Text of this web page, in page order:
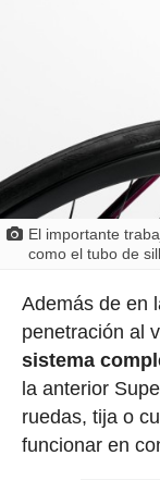
El importante
como el tubo de
Además de en
penetración al
sistema
la anterior
ruedas, tija o
funcionar en